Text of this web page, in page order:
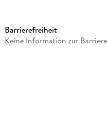
Autor/Autorin
Barrierefreiheit
Keine Information zur